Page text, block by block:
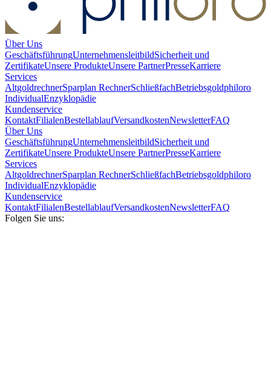
Über Uns
GeschäftsführungUnternehmensleitbildSicherheit und
ZertifikateUnsere ProdukteUnsere PartnerPresseKarriere
Services
AltgoldrechnerSparplan RechnerSchließfachBetriebsgoldphiloro
IndividualEnzyklopädie
Kundenservice
KontaktFilialenBestellablaufVersandkostenNewsletterFAQ
Über Uns
GeschäftsführungUnternehmensleitbildSicherheit und
ZertifikateUnsere ProdukteUnsere PartnerPresseKarriere
Services
AltgoldrechnerSparplan RechnerSchließfachBetriebsgoldphiloro
IndividualEnzyklopädie
Kundenservice
KontaktFilialenBestellablaufVersandkostenNewsletterFAQ
Folgen Sie uns: